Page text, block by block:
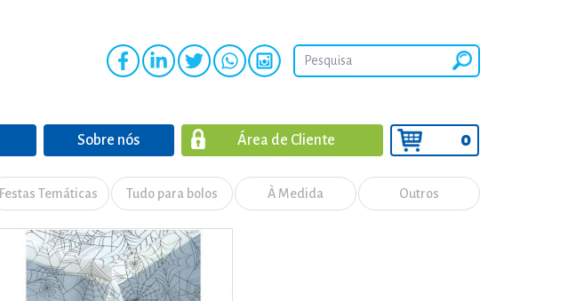
Sobre nós Área de Cliente 0
Festas Temáticas Tudo para bolos À Medida Outros